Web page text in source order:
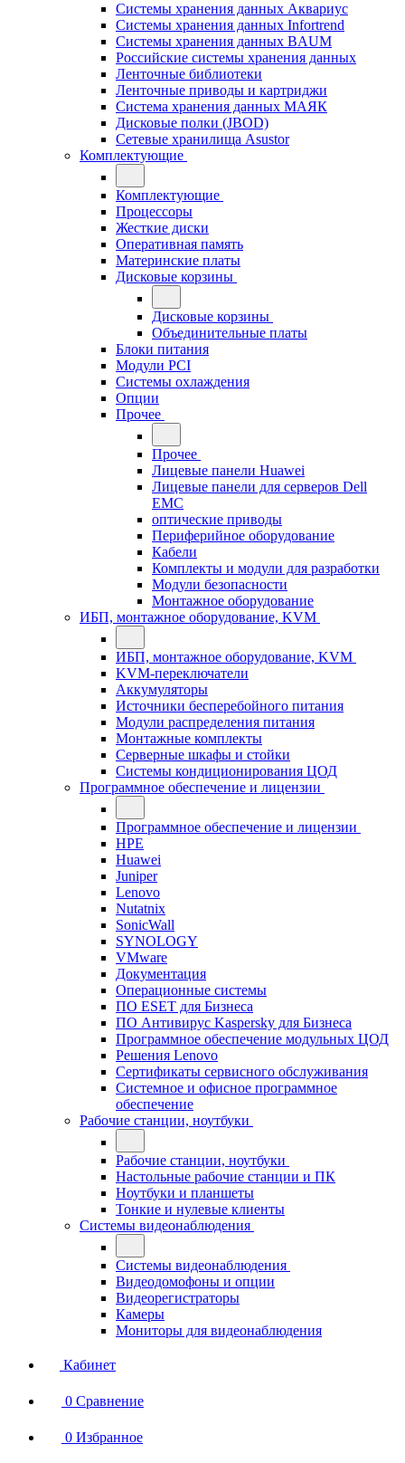
Системы хранения данных Аквариус
Системы хранения данных Infortrend
Системы хранения данных BAUM
Российские системы хранения данных
Ленточные библиотеки
Ленточные приводы и картриджи
Система хранения данных МАЯК
Дисковые полки (JBOD)
Сетевые хранилища Asustor
Комплектующие
Комплектующие
Процессоры
Жесткие диски
Оперативная память
Материнские платы
Дисковые корзины
Дисковые корзины
Объединительные платы
Блоки питания
Модули PCI
Системы охлаждения
Опции
Прочее
Прочее
Лицевые панели Huawei
Лицевые панели для серверов Dell
EMC
оптические приводы
Периферийное оборудование
Кабели
Комплекты и модули для разработки
Модули безопасности
Монтажное оборудование
ИБП, монтажное оборудование, KVM
ИБП, монтажное оборудование, KVM
KVM-переключатели
Аккумуляторы
Источники бесперебойного питания
Модули распределения питания
Монтажные комплекты
Серверные шкафы и стойки
Системы кондиционирования ЦОД
Программное обеспечение и лицензии
Программное обеспечение и лицензии
HPE
Huawei
Juniper
Lenovo
Nutatnix
SonicWall
SYNOLOGY
VMware
Документация
Операционные системы
ПО ESET для Бизнеса
ПО Антивирус Kaspersky для Бизнеса
Программное обеспечение модульных ЦОД
Решения Lenovo
Сертификаты сервисного обслуживания
Системное и офисное программное
обеспечение
Рабочие станции, ноутбуки
Рабочие станции, ноутбуки
Настольные рабочие станции и ПК
Ноутбуки и планшеты
Тонкие и нулевые клиенты
Системы видеонаблюдения
Системы видеонаблюдения
Видеодомофоны и опции
Видеорегистраторы
Камеры
Мониторы для видеонаблюдения
Кабинет
0 Сравнение
0 Избранное